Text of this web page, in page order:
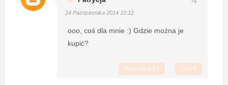
24 Października 2014 10:12
ooo, coś dla mnie :) Gdzie można je
kupić?
Odpowiedz Usuń